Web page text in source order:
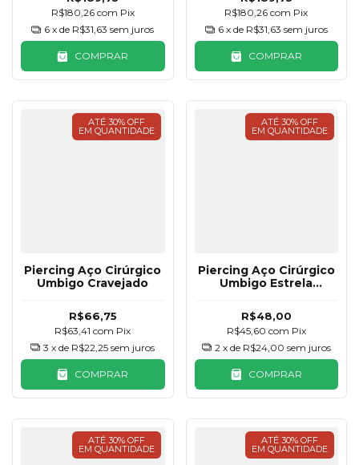
R$180,26 com Pix
6 x de R$31,63 sem juros
COMPRAR
R$180,26com Pix
6 x de R$31,63 sem juros
COMPRAR
ATÉ 30% OFF
EM QUANTIDADE
Piercing Aço Cirúrgico
Umbigo Cravejado
R$66,75
R$63,41com Pix
3 x de R$22,25 sem juros
COMPRAR
ATÉ 30% OFF
EM QUANTIDADE
Piercing Aço Cirúrgico
Umbigo Estrela
R$48,00
R$45,60 com Pix
2 x de R$24,00 sem juros
COMPRAR
ATÉ 30% OFF
EM QUANTIDADE
ATÉ 30% OFF
EM QUANTIDADE